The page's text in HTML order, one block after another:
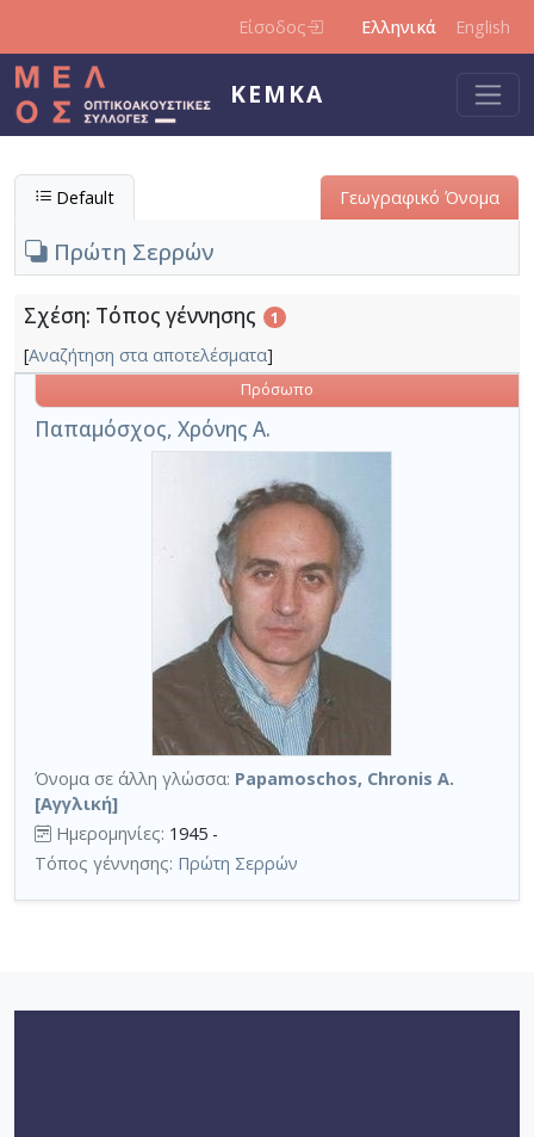
Είσοδος Ελληνικά English
ΚΕΜΚΑ
Default Γεωγραφικό Όνομα
Πρώτη Σερρών
Σχέση: Τόπος γέννησης 1
[Αναζήτηση στα αποτελέσματα]
Παπαμόσχος, Χρόνης Α.
Πρόσωπο
Όνομα σε άλλη γλώσσα: Papamoschos, Chronis A.
[Αγγλική]
Ημερομηνίες: 1945 -
Τόπος γέννησης: Πρώτη Σερρών